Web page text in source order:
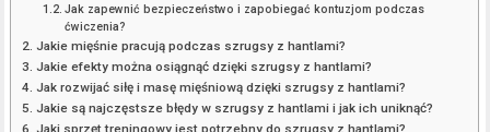
Jak zapewnić bezpieczeństwo i zapobiegać kontuzjom podczas
ćwiczenia?
Jakie mięśnie pracują podczas szrugsy z hantlami?
Jakie efekty można osiągnąć dzięki szrugsy z hantlami?
Jak rozwijać siłę i masę mięśniową dzięki szrugsy z hantlami?
Jakie są najczęstsze błędy w szrugsy z hantlami i jak ich uniknąć?